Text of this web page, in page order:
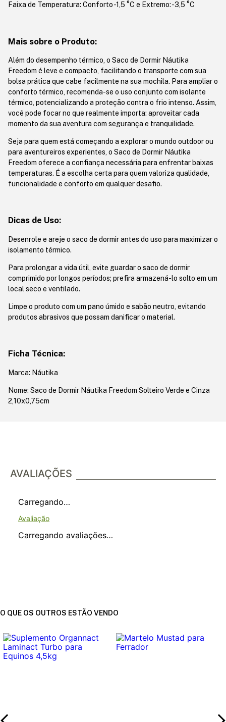
Faixa de Temperatura: Conforto -1,5 °C e Extremo: -3,5 °C
Mais sobre o Produto:
Além do desempenho térmico, o Saco de Dormir Náutika
Freedom é leve e compacto, facilitando o transporte com sua
bolsa prática que cabe facilmente na sua mochila. Para ampliar o
conforto térmico, recomenda-se o uso conjunto com isolante
térmico, potencializando a proteção contra o frio intenso. Assim,
você pode focar no que realmente importa: aproveitar cada
momento da sua aventura com segurança e tranquilidade.
Seja para quem está começando a explorar o mundo outdoor ou
para aventureiros experientes, o Saco de Dormir Náutika
Freedom oferece a confiança necessária para enfrentar baixas
temperaturas. É a escolha certa para quem valoriza qualidade,
funcionalidade e conforto em qualquer desafio.
Dicas de Uso:
Desenrole e areje o saco de dormir antes do uso para maximizar o
isolamento térmico.
Para prolongar a vida útil, evite guardar o saco de dormir
comprimido por longos períodos; prefira armazená-lo solto em um
local seco e ventilado.
Limpe o produto com um pano úmido e sabão neutro, evitando
produtos abrasivos que possam danificar o material.
Ficha Técnica:
Marca: Náutika
Nome: Saco de Dormir Náutika Freedom Solteiro Verde e Cinza
2,10x0,75cm
AVALIAÇÕES
Carregando…
Carregando avaliações…
O QUE OS OUTROS ESTÃO VENDO